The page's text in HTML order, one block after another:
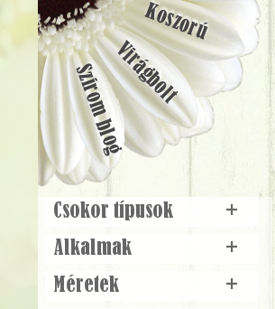
Koszorú
Virágbolt
Szirom blog
Csokor típusok
+
Alkalmak
+
Méretek
+